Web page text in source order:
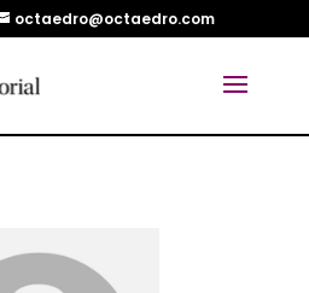
octaedro@octaedro.com